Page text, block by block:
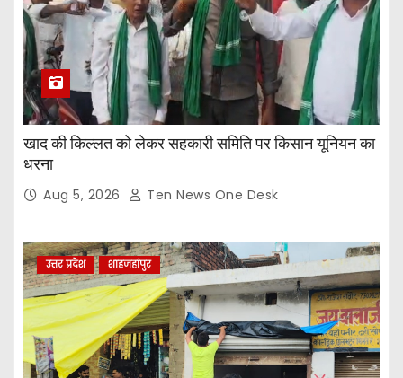
खाद की किल्लत को लेकर सहकारी समिति पर किसान यूनियन का
धरना
Aug 5, 2026 Ten News One Desk
उत्तर प्रदेश शाहजहांपुर